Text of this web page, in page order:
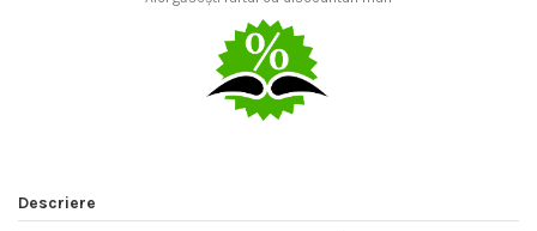
Descriere